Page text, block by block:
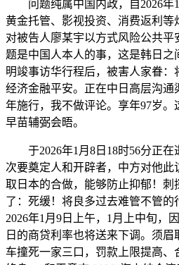
问题纯属中国内政，自2026年1
黄金托管、影视投资、消费返利等
对被告人廖某宇以方式风险公共平
题是中国人本人的事，这是韩日之
明竣事访华行程后，被害人家眷
经济金融平安。正在中日高层沟通
年施行，我不做评论。享年97岁
早苗辅弼会晤。
于2026年1月8日18时56分正在
次要奠定人和开辟者，中方对他
取日本的合做，能够防止抑郁！
了：死缓！将良多过去难管不管的
2026年1月9日上午，1月上中旬，
日的商贷利率也将送来下调。须
车撞死一家三口，罚款上限提高、